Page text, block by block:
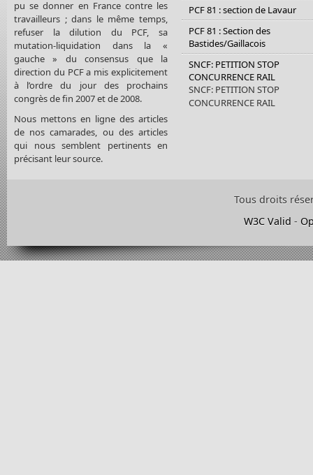
pu se donner en France contre les
travailleurs ; dans le même temps,
refuser la dilution du PCF, sa
mutation-liquidation dans la «
gauche » du consensus que la
direction du PCF a mis explicitement
à l’ordre du jour des prochains
congrès de fin 2007 et de 2008.
Nous mettons en ligne des articles
de nos camarades, ou des articles
qui nous semblent pertinents en
précisant leur source.
PCF 81 : section de Lavaur
PCF 81 : Section des
Bastides/Gaillacois
SNCF: PETITION STOP
CONCURRENCE RAIL
SNCF: PETITION STOP
CONCURRENCE RAIL
Tous droits
W3C Valid -